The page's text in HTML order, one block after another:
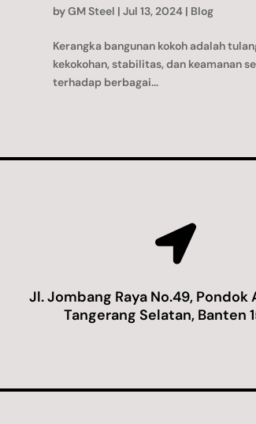
byGM Steel |Jul 13, 2024 | Blog
Kerangka bangunan kokoh adalah
kekokohan, stabilitas, dan keamanan
terhadap berbagai...

Jl. Jombang Raya No.49, Pondok
Tangerang Selatan, Banten